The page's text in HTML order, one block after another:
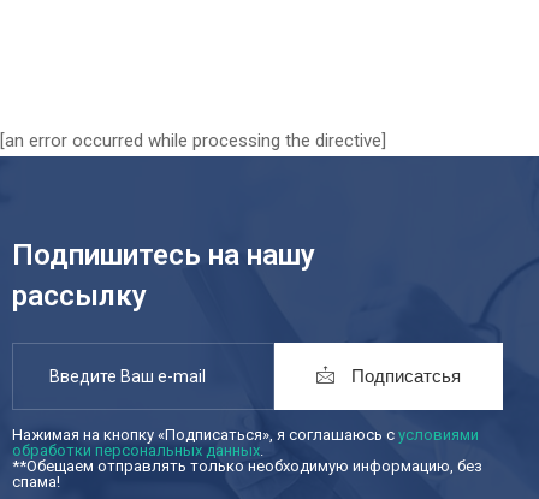
[an error occurred while processing the directive]
Подпишитесь на нашу
рассылку
Подписатсья
Нажимая на кнопку «Подписаться», я соглашаюсь с условиями
обработки персональных данных.
**Обещаем отправлять только необходимую информацию, без
спама!